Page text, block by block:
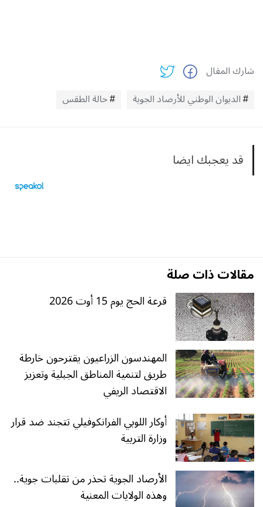
شارك المقال
الديوان الوطني للأرصاد الجوية
حالة الطقس
قد يعجبك ايضا
مقالات ذات صلة
قرعة الحج يوم 15 أوت 2026
المهندسون الزراعيون يقترحون خارطة
طريق لتنمية المناطق الجبلية وتعزيز
الاقتصاد الريفي
أوكار اللوبي الفرانكوفيلي تتجند ضد قرار
وزارة التربية
الأرصاد الجوية تحذر من تقلبات جوية..
وهذه الولايات المعنية